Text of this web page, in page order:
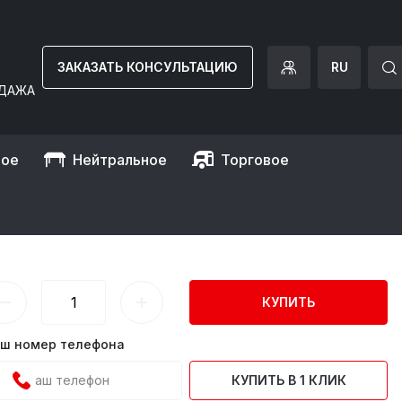
ЗАКАЗАТЬ КОНСУЛЬТАЦИЮ RU
Нейтральное Торговое
КУПИТЬ
номер телефона
КУПИТЬ В 1 КЛИК